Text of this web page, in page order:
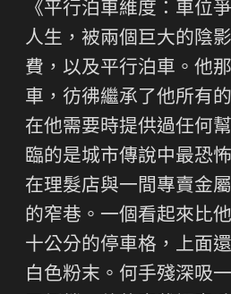
《平行泊車維度：車位
人生，被兩個巨大的陰
費，以及平行泊車。他
車，彷彿繼承了他所有
在他需要時提供過任何
臨的是城市傳說中最恐
在理髮店與一間專賣金
的窄巷。一個看起來比
十公分的停車格，上面
白色粉末。何手殘深吸